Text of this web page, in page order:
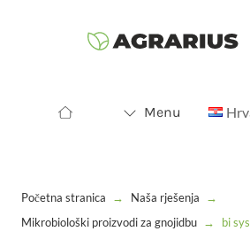
Menu
Početna stranica → Naša rješenja
→
Mikrobiološki proizvodi za gnojidbu → bi